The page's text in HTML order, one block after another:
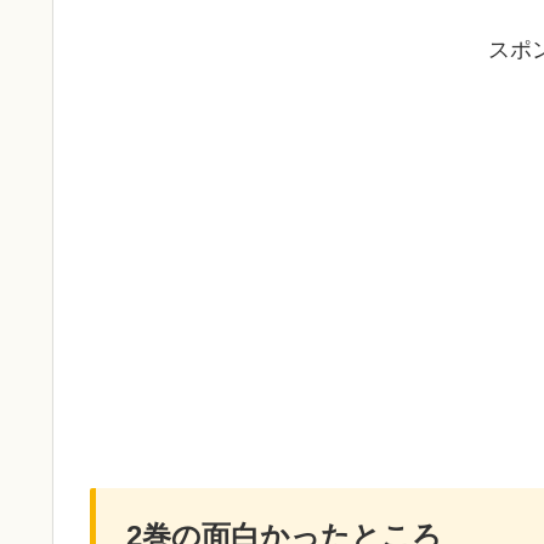
スポ
2巻の面白かったところ